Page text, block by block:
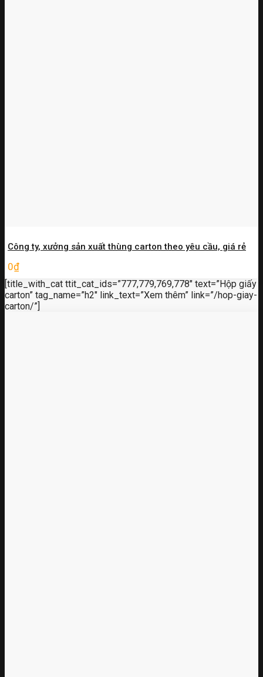
Công ty, xưởng sản xuất thùng carton theo yêu cầu, giá rẻ
0₫
[title_with_cat ttit_cat_ids=”777,779,769,778″ text=”Hộp giấy
carton” tag_name=”h2″ link_text=”Xem thêm” link=”/hop-giay-
carton/”]